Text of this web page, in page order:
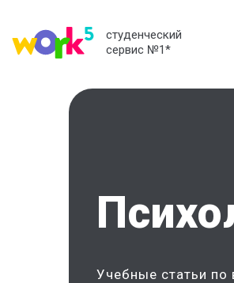
студенческий
сервис №1*
Учебные статьи по